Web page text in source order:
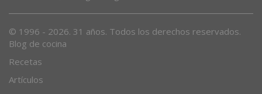
Blog de cocina
Recetas